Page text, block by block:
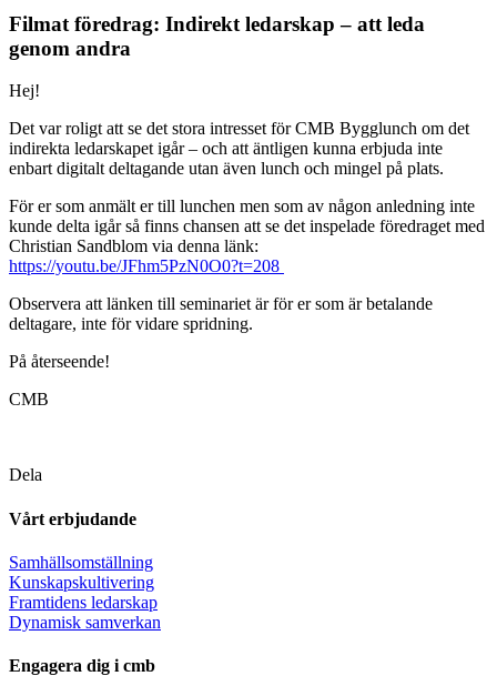
Filmat föredrag: Indirekt ledarskap – att leda
genom andra
Hej!
Det var roligt att se det stora intresset för CMB Bygglunch om det
indirekta ledarskapet igår – och att äntligen kunna erbjuda inte
enbart digitalt deltagande utan även lunch och mingel på plats.
För er som anmält er till lunchen men som av någon anledning inte
kunde delta igår så finns chansen att se det inspelade föredraget med
Christian Sandblom via denna länk:
https://youtu.be/JFhm5PzN0O0?t=208
Observera att länken till seminariet är för er som är betalande
deltagare, inte för vidare spridning.
På återseende!
CMB
Dela
Vårt erbjudande
Samhällsomställning
Kunskapskultivering
Framtidens ledarskap
Dynamisk samverkan
Engagera dig i cmb